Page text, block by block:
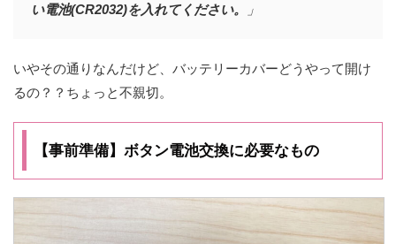
い電池(CR2032)を入れてください。
」
いやその通りなんだけど、バッテリーカバーどうやって開け
るの？？ちょっと不親切。
【事前準備】ボタン電池交換に必要なもの